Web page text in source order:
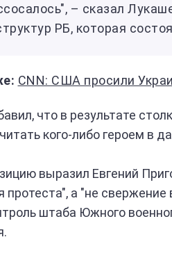
– сказал
РБ, которая
CNN: США просили
что в результате
кого-либо героем в
выразил Евгений
протеста", а "не
штаба Южного